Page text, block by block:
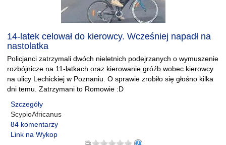
14-latek celował do kierowcy. Wcześniej napadł na
nastolatka
Policjanci zatrzymali dwóch nieletnich podejrzanych o wymuszenie
rozbójnicze na 11-latkach oraz kierowanie gróźb wobec kierowcy
na ulicy Lechickiej w Poznaniu. O sprawie zrobiło się głośno kilka
dni temu. Zatrzymani to Romowie :D
Szczegóły
ScypioAfricanus
84 komentarzy
Link na Wykop